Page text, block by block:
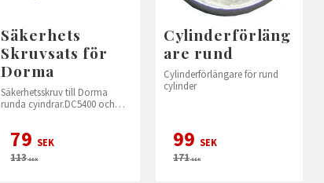
Säkerhets
Skruvsats för
Dorma
Säkerhetsskruv till Dorma
runda cyindrar.DC5400 och
79 SEK
113SEK
Cylinderförläng
are rund
Cylinderförlängare för rund
cylinder
99 SEK
171SEK